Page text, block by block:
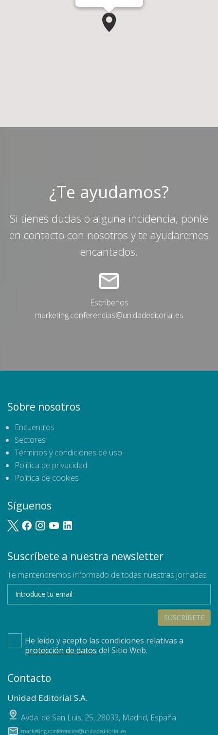
¿Te ayudamos?
Si tienes dudas o alguna incidencia, ponte
en contacto con nosotros y te ayudaremos
encantados.
Escríbenos
marketing.conferencias@unidadeditorial.es
Sobre nosotros
Encuentros
Sectores
Términos y condiciones de uso
Política de privacidad
Política de cookies
Síguenos
Suscríbete a nuestra newsletter
Te mantendremos informado de todas nuestras jornadas
SUSCRÍBETE
He leído y acepto las condiciones relativas a
protección de datos del Sitio Web.
Contacto
Unidad Editorial S.A.
Avda. de San Luis, 25, 28033, Madrid, España
marketing.conferencias@unidadeditorial.es